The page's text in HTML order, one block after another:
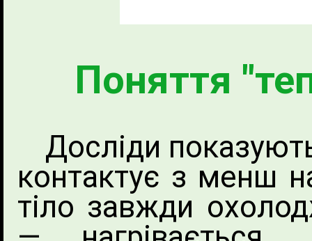
Поняття
Досліди
контактує з менш
тіло завжди